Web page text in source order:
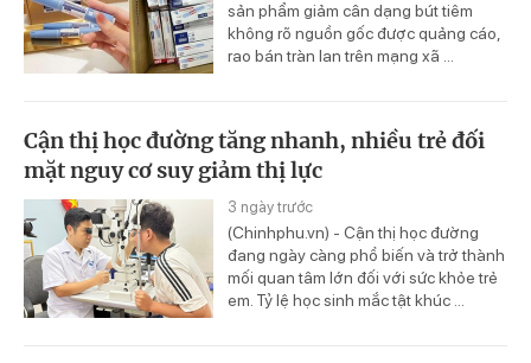
sản phẩm giảm cân dạng bút tiêm
không rõ nguồn gốc được quảng cáo,
rao bán tràn lan trên mạng xã ...
Cận thị học đường tăng nhanh, nhiều trẻ đối
mặt nguy cơ suy giảm thị lực
3 ngày trước
(Chinhphu.vn) - Cận thị học đường
đang ngày càng phổ biến và trở thành
mối quan tâm lớn đối với sức khỏe trẻ
em. Tỷ lệ học sinh mắc tật khúc ...